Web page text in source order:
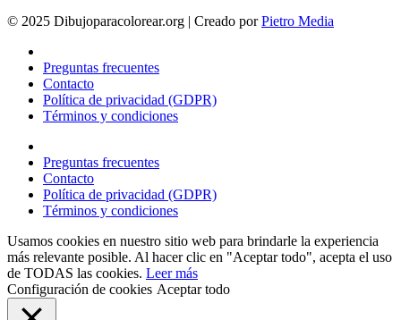
© 2025 Dibujoparacolorear.org | Creado porPietro Media
Preguntas frecuentes
Contacto
Política de privacidad (GDPR)
Términos y condiciones
Preguntas frecuentes
Contacto
Política de privacidad (GDPR)
Términos y condiciones
Usamos cookies en nuestro sitio web para brindarle la experiencia
más relevante posible. Al hacer clic en "Aceptar todo", acepta el uso
de TODAS las cookies. Leer más
Configuración de cookies Aceptar todo